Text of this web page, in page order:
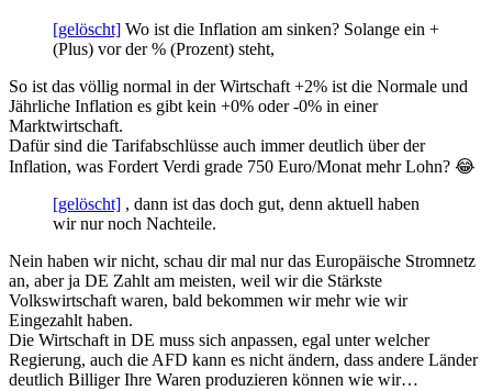
[gelöscht] Wo ist die Inflation am sinken? Solange ein +
(Plus) vor der % (Prozent) steht,
So ist das völlig normal in der Wirtschaft +2% ist die Normale und
Jährliche Inflation es gibt kein +0% oder -0% in einer
Marktwirtschaft.
Dafür sind die Tarifabschlüsse auch immer deutlich über der
Inflation, was Fordert Verdi grade 750 Euro/Monat mehr Lohn? 😂
[gelöscht] , dann ist das doch gut, denn aktuell haben
wir nur noch Nachteile.
Nein haben wir nicht, schau dir mal nur das Europäische Stromnetz
an, aber ja DE Zahlt am meisten, weil wir die Stärkste
Volkswirtschaft waren, bald bekommen wir mehr wie wir
Eingezahlt haben.
Die Wirtschaft in DE muss sich anpassen, egal unter welcher
Regierung, auch die AFD kann es nicht ändern, dass andere Länder
deutlich Billiger Ihre Waren produzieren können wie wir…